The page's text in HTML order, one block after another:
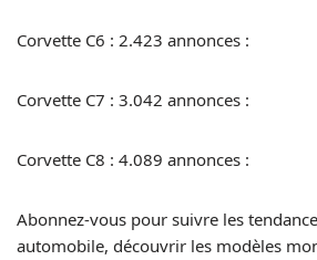
Corvette C6 : 2.423 annonces :
Corvette C7 : 3.042 annonces :
Corvette C8 : 4.089 annonces :
Abonnez-vous pour suivre les
automobile, découvrir les modèles